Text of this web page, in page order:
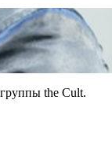
the Cult.